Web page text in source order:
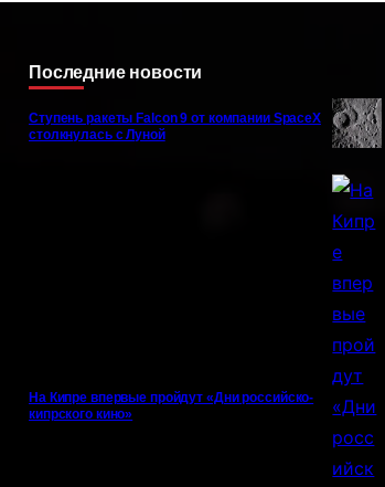
Последние новости
Ступень ракеты Falcon 9 от компании SpaceX
столкнулась с Луной
На Кипре впервые пройдут «Дни российско-
кипрского кино»